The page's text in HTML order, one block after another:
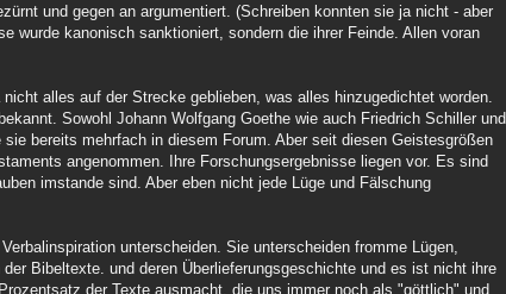
und gegen an argumentiert. (Schreiben konnten sie ja nicht - aber
wurde kanonisch sanktioniert, sondern die ihrer Feinde. Allen voran
alles auf der Strecke geblieben, was alles hinzugedichtet worden.
Sowohl Johann Wolfgang Goethe wie auch Friedrich Schiller und
bereits mehrfach in diesem Forum. Aber seit diesen Geistesgrößen
angenommen. Ihre Forschungsergebnisse liegen vor. Es sind
imstande sind. Aber eben nicht jede Lüge und Fälschung
unterscheiden. Sie unterscheiden fromme Lügen,
Bibeltexte. und deren Überlieferungsgeschichte und es ist nicht ihre
der Texte ausmacht, die uns immer noch als "göttlich" und